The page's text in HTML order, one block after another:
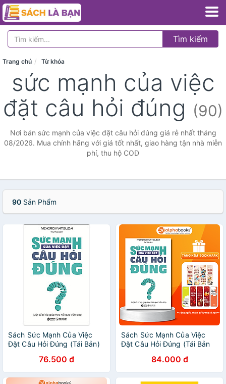
Tìm kiếm
Trang chủ Từ khóa
sức mạnh của việc
đặt câu hỏi đúng (90)
Nơi bán sức mạnh của việc đặt câu hỏi đúng giá rẻ nhất tháng
08/2026. Mua chính hãng với giá tốt nhất, giao hàng tận nhà miễn
phí, thu hộ COD
90 Sản Phẩm
Sách Sức Mạnh Của Việc
Đặt Câu Hỏi Đúng (Tái Bản)
76.500 đ
Sách Sức Mạnh Của Việc
Đặt Câu Hỏi Đúng (Tái Bản
84.000 đ